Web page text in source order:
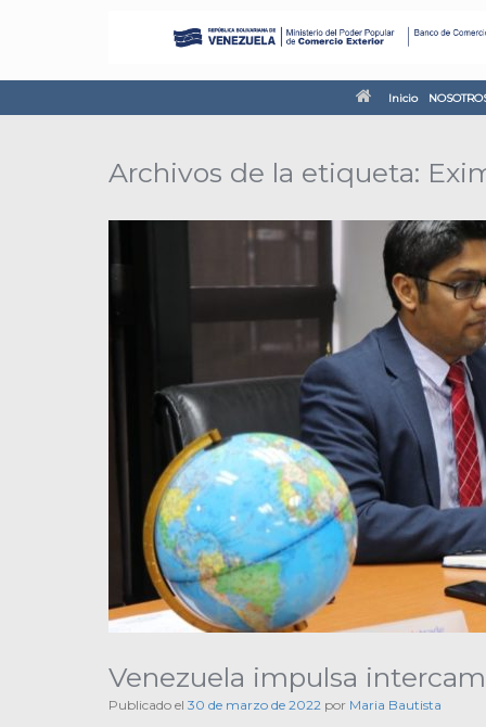
Inicio
Archivos de la etiqueta:
Venezuela impulsa
Publicado el 30 de marzo de 2022 por Maria Bautista